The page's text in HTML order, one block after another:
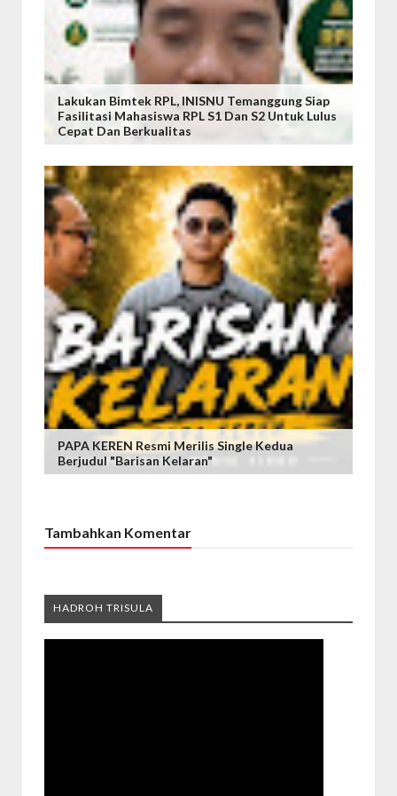
Lakukan Bimtek RPL, INISNU Temanggung Siap
Fasilitasi Mahasiswa RPL S1 Dan S2 Untuk Lulus
Cepat Dan Berkualitas
PAPA KEREN Resmi Merilis Single Kedua
Berjudul "Barisan Kelaran"
Tambahkan Komentar
HADROH TRISULA